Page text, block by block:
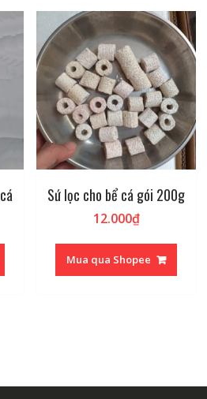
Sứ lọc cho bể cá gói 200g
12.000₫
Mua qua Shopee